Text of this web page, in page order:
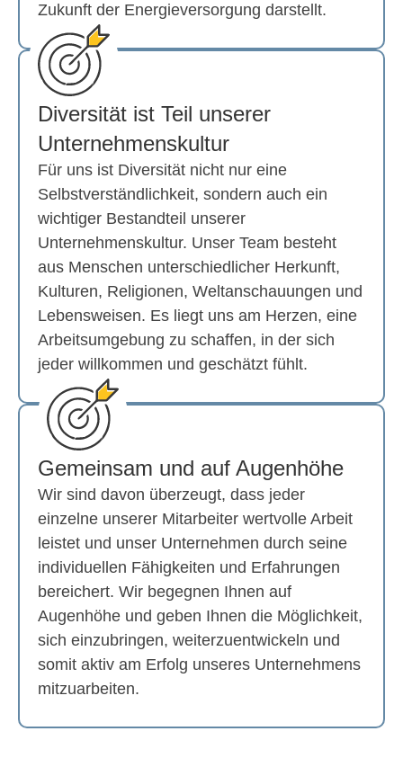
Zukunft der Energieversorgung darstellt.
Diversität ist Teil unserer
Unternehmens­kultur
Für uns ist Diversität nicht nur eine
Selbstverständlichkeit, sondern auch ein
wichtiger Bestandteil unserer
Unternehmenskultur. Unser Team besteht
aus Menschen unterschiedlicher Herkunft,
Kulturen, Religionen, Weltanschauungen und
Lebensweisen. Es liegt uns am Herzen, eine
Arbeitsumgebung zu schaffen, in der sich
jeder willkommen und geschätzt fühlt.
Gemeinsam und auf Augenhöhe
Wir sind davon überzeugt, dass jeder
einzelne unserer Mitarbeiter wertvolle Arbeit
leistet und unser Unternehmen durch seine
individuellen Fähigkeiten und Erfahrungen
bereichert. Wir begegnen Ihnen auf
Augenhöhe und geben Ihnen die Möglichkeit,
sich einzubringen, weiterzuentwickeln und
somit aktiv am Erfolg unseres Unternehmens
mitzuarbeiten.